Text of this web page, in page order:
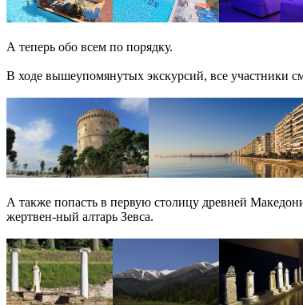
А теперь обо всем по порядку.
В ходе вышеупомянутых экскурсий, все участники
А также попасть в первую столицу древней
жертвен-ный алтарь Зевса.